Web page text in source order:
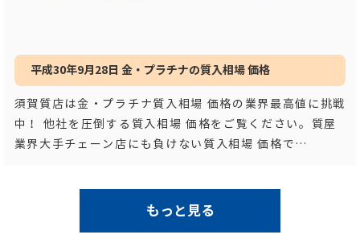
平成30年9月28日 金・プラチナの質入相場 価格
須賀質店は金・プラチナ質入相場 価格の業界最高値に挑戦
中！ 他社を圧倒する質入相場 価格をご覧ください。質屋
業界大手チェーン店にも負けない質入相場 価格で
もっと見る